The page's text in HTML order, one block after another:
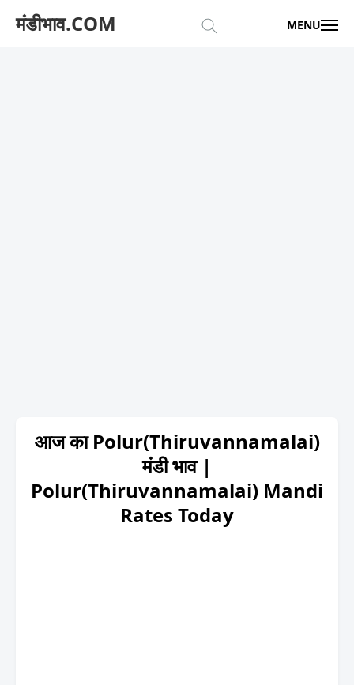
मंडीभाव.COM MENU
आज का Polur(Thiruvannamalai)
मंडी भाव |
Polur(Thiruvannamalai) Mandi
Rates Today